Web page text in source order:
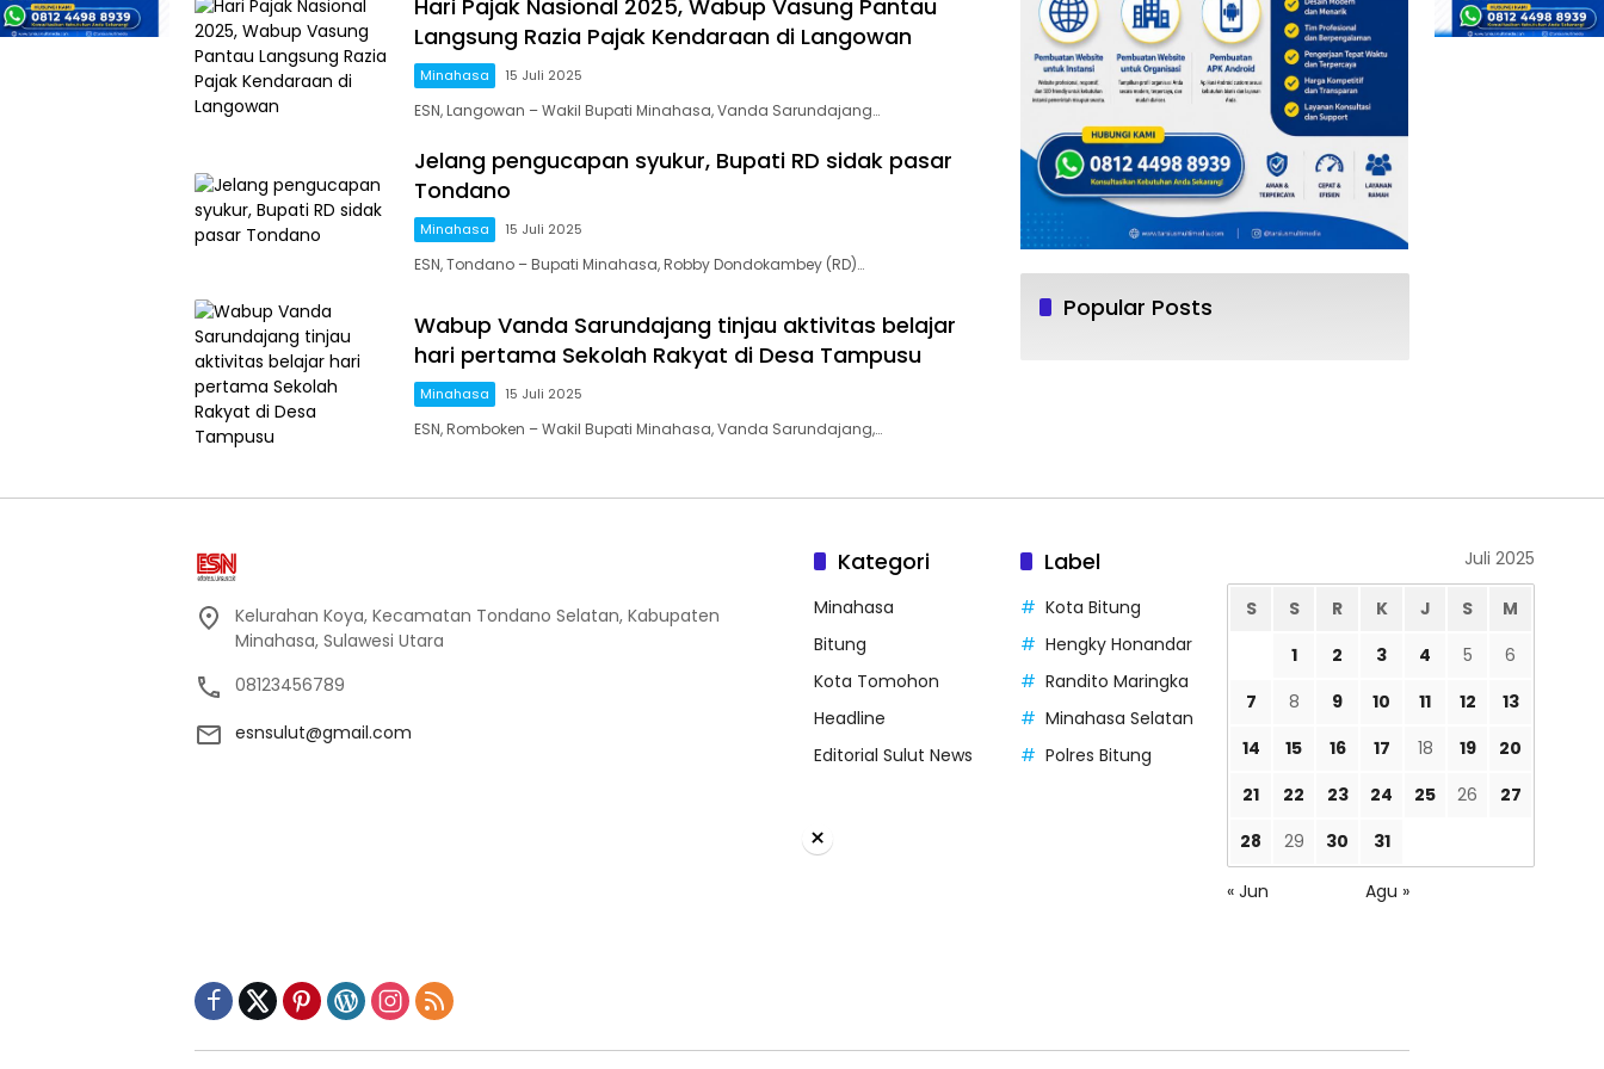
Hari Pajak Nasional 2025, Wabup Vasung Pantau
Langsung Razia Pajak Kendaraan di Langowan
Minahasa 15 Juli 2025
ESN, Langowan – Wakil Bupati Minahasa, Vanda Sarundajang…
Jelang pengucapan syukur, Bupati RD sidak pasar
Tondano
Minahasa 15 Juli 2025
ESN, Tondano – Bupati Minahasa, Robby Dondokambey (RD)…
Wabup Vanda Sarundajang tinjau aktivitas belajar
hari pertama Sekolah Rakyat di Desa Tampusu
Minahasa 15 Juli 2025
ESN, Romboken – Wakil Bupati Minahasa, Vanda Sarundajang,…
Popular Posts
Kelurahan Koya, Kecamatan Tondano Selatan, Kabupaten
Minahasa, Sulawesi Utara
08123456789
esnsulut@gmail.com
Kategori
Minahasa
Bitung
Kota Tomohon
Headline
Editorial Sulut News
Label
Kota Bitung
Hengky Honandar
Randito Maringka
Minahasa Selatan
Polres Bitung
Juli 2025
S S R K J S
M
1
2 3 4 5
6
7
8 9 10 11 12
13
14
15 16 17 18 19
20
21
22 23 24 25 26
27
28
29 30 31
« Jun Agu »
×